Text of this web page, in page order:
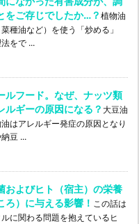
をご存じでしたか…？ 植物油
種油など）を使う「炒める」
をで ...
ルフード。なぜ、ナッツ類
ルギーの原因になる？ 大豆油
はアレルギー発症の原因となり
豆 ...
およびヒト（宿主）の栄養
ろ）に与える影響！ この話は
に関わる問題を抱えているヒ